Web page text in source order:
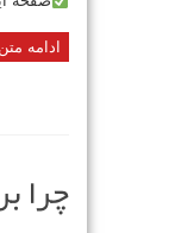
ادامه
چرا